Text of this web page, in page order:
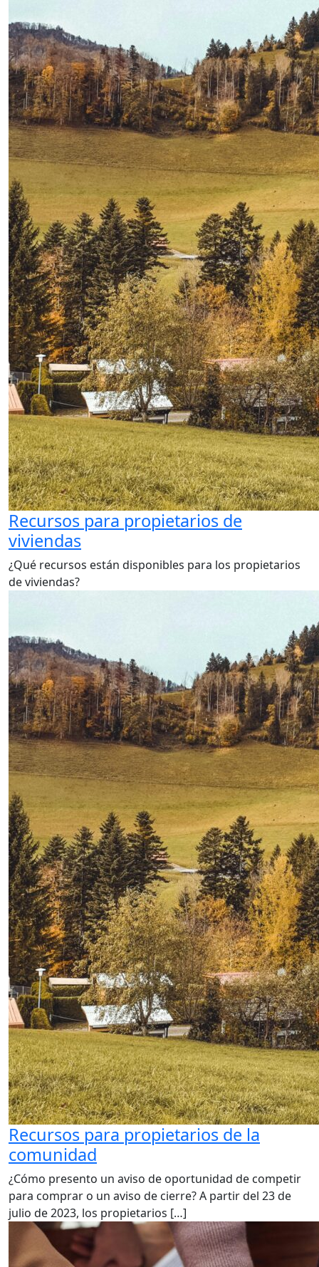
Recursos para propietarios de
viviendas
¿Qué recursos están disponibles para los propietarios
de viviendas?
Recursos para propietarios de la
comunidad
¿Cómo presento un aviso de oportunidad de competir
para comprar o un aviso de cierre? A partir del 23 de
julio de 2023, los propietarios […]